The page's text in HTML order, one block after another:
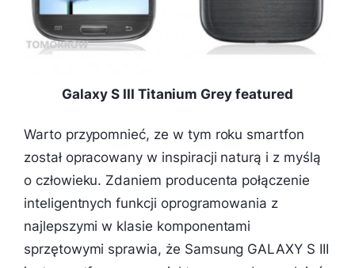
Galaxy S III Titanium Grey featured
Warto przypomnieć, ze w tym roku smartfon
został opracowany w inspiracji naturą i z myślą
o człowieku. Zdaniem producenta połączenie
inteligentnych funkcji oprogramowania z
najlepszymi w klasie komponentami
sprzętowymi sprawia, że Samsung GALAXY S III